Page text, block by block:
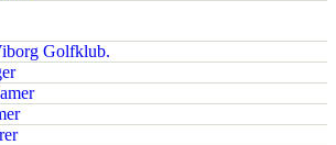
Golfklub.